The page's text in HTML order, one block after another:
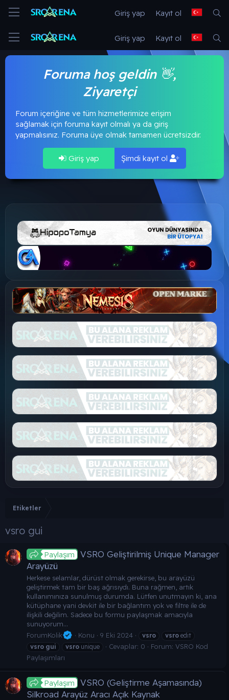
Giriş yap Kayıt ol
Giriş yap Kayıt ol
Foruma hoş geldin 👋,
Ziyaretçi
Forum içeriğine ve tüm hizmetlerimize erişim
sağlamak için foruma kayıt olmalı ya da giriş
yapmalısınız. Foruma üye olmak tamamen ücretsizdir.
Giriş yap Şimdi kayıt ol
Etiketler
vsro gui
Paylaşım
VSRO Geliştirilmiş Unique Manager
Arayüzü
Herkese selamlar, dürüst olmak gerekirse, bu arayüzü
geliştirmek tam bir baş ağrısıydı. Buna rağmen, artık
kullanımınıza sunulmuş durumda. Lütfen unutmayın ki, ana
kütüphane yani devkit ile bir bağlantım yok ve filtre ile de
ilişkili değilim. Sadece bu formu paylaşmak amacıyla
sunuyorum...
ForumKolik
Konu 9 Eki 2024 vsro vsro edit
vsro gui vsro unique Cevaplar: 0 Forum: VSRO Kod
Paylaşımları
Paylaşım
VSRO (Geliştirme Aşamasında)
Silkroad Arayüz Aracı Açık Kaynak